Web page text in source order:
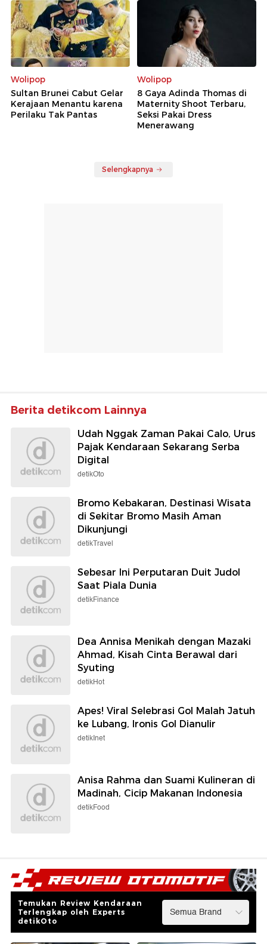
Wolipop
Sultan Brunei Cabut Gelar
Kerajaan Menantu karena
Perilaku Tak Pantas
Wolipop
8 Gaya Adinda Thomas di
Maternity Shoot Terbaru,
Seksi Pakai Dress
Menerawang
Selengkapnya
Berita detikcom Lainnya
Udah Nggak Zaman Pakai Calo, Urus
Pajak Kendaraan Sekarang Serba
Digital
detikOto
Bromo Kebakaran, Destinasi Wisata
di Sekitar Bromo Masih Aman
Dikunjungi
detikTravel
Sebesar Ini Perputaran Duit Judol
Saat Piala Dunia
detikFinance
Dea Annisa Menikah dengan Mazaki
Ahmad, Kisah Cinta Berawal dari
Syuting
detikHot
Apes! Viral Selebrasi Gol Malah Jatuh
ke Lubang, Ironis Gol Dianulir
detikInet
Anisa Rahma dan Suami Kulineran di
Madinah, Cicip Makanan Indonesia
detikFood
Temukan Review Kendaraan
Terlengkap oleh Experts
detikOto